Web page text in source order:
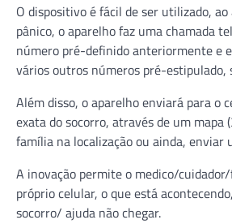
O dispositivo é fácil de ser utilizado,
pânico, o aparelho faz uma chamada
número pré-definido anteriormente e
vários outros números pré-
Além disso, o aparelho enviará para o
exata do socorro, através de um mapa
família na localização ou ainda, enviar
A inovação permite o medico/
próprio celular, o que está
socorro/ ajuda não chegar.